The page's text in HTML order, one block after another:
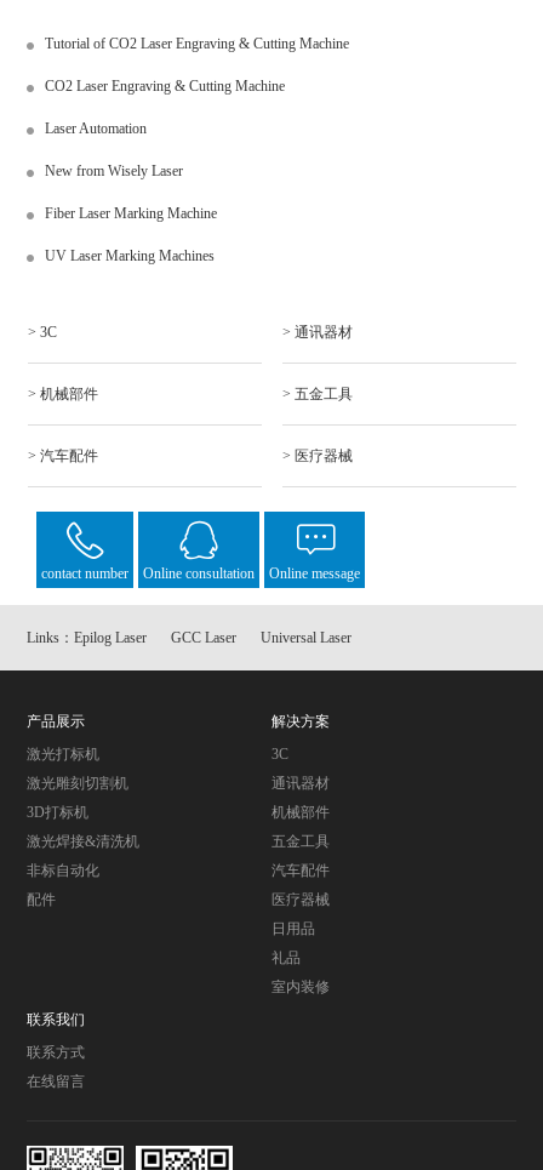
Tutorial of CO2 Laser Engraving & Cutting Machine
CO2 Laser Engraving & Cutting Machine
Laser Automation
New from Wisely Laser
Fiber Laser Marking Machine
UV Laser Marking Machines
> 3C > 通讯器材
> 机械部件 > 五金工具
> 汽车配件 > 医疗器械
contact number Online consultation Online message
Links：Epilog Laser GCC Laser Universal Laser
产品展示
激光打标机
激光雕刻切割机
3D打标机
激光焊接&清洗机
非标自动化
配件
解决方案
3C
通讯器材
机械部件
五金工具
汽车配件
医疗器械
日用品
礼品
室内装修
联系我们
联系方式
在线留言